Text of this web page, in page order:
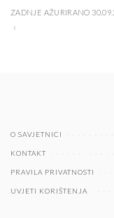
ZADNJE AŽURIRANO
O SAVJETNICI
KONTAKT
PRAVILA PRIVATNOSTI
UVJETI KORIŠTENJA